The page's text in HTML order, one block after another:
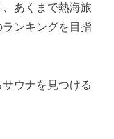
あくまで熱海旅
ンキングを目指
ウナを見つける